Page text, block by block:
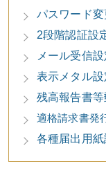
パスワード変
2段階認証設
メール受信設
表示メタル設
残高報告書等
適格請求書発
各種届出用紙